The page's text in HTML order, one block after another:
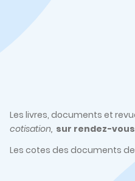
Les livres, documents et
cotisation, sur rendez-vous
Les cotes des documents